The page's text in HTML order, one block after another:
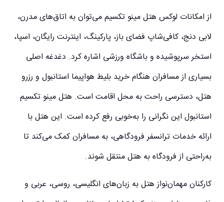
از امکانات لوکس هتل مینو تکسیم می‌توان به اتاق‌های مدرن،
لابی دنج، کافی‌شاپ فضای باز، پارکینگ، اینترنت رایگان، اسپا،
استخر سرپوشیده و باشگاه ورزشی اشاره کرد. دغدغه اصلی
بسیاری از مسافران هنگام خرید بلیط هواپیما استانبول و رزرو
هتل، دسترسی راحت به محل اقامت است. هتل مینو تکسیم
استانبول این نگرانی را به‌خوبی رفع کرده است. این هتل با
ارائه خدمات ترانسفر فرودگاهی، به مسافران کمک می‌کند تا
به‌راحتی از فرودگاه به هتل منتقل شوند.
کارکنان مهمان‌نواز هتل به زبان‌های انگلیسی، روسی، عربی و